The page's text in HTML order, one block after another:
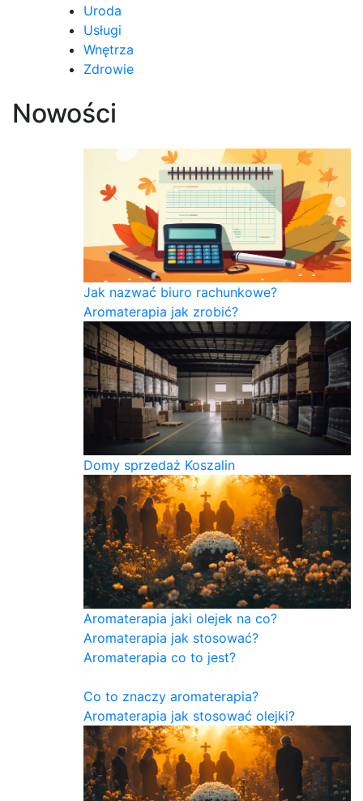
Uroda
Usługi
Wnętrza
Zdrowie
Nowości
Jak nazwać biuro rachunkowe?
Aromaterapia jak zrobić?
Domy sprzedaż Koszalin
Aromaterapia jaki olejek na co?
Aromaterapia jak stosować?
Aromaterapia co to jest?
Co to znaczy aromaterapia?
Aromaterapia jak stosować olejki?